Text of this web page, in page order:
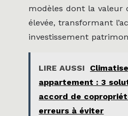
modèles dont la valeur
élevée, transformant
investissement
LIRE AUSSI
appartement : 3
accord de
erreurs à éviter